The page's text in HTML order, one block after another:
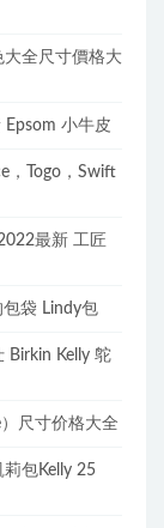
大全尺寸價格大
小牛皮
，Togo，Swift
最新 工匠
袋 Lindy包
Birkin Kelly 鸵
尺寸价格大全
包Kelly 25